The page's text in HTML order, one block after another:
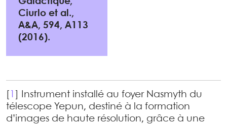
Ciurlo et al.,
A&A, 594, A113
(2016).
Instrument installé au foyer Nasmyth du
télescope Yepun, destiné à la formation
d’images de haute résolution, grâce à une